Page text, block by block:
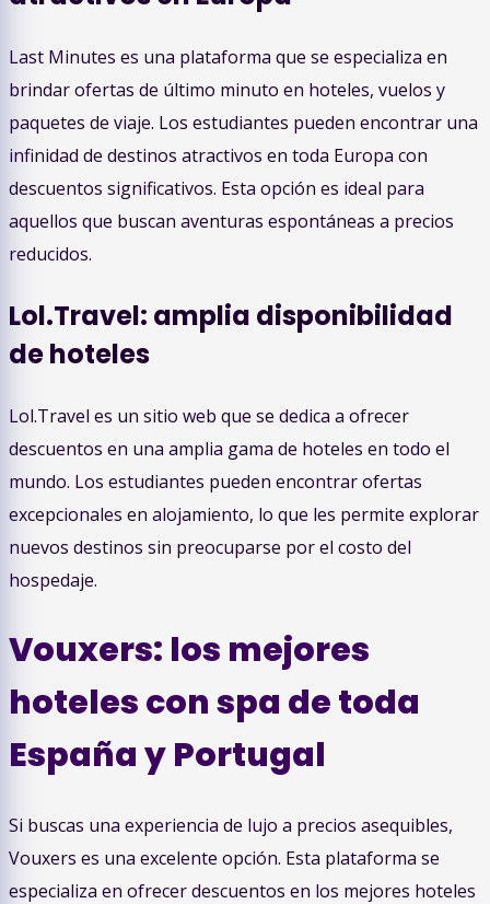
Last Minutes es una plataforma que se especializa en
brindar ofertas de último minuto en hoteles, vuelos y
paquetes de viaje. Los estudiantes pueden encontrar una
infinidad de destinos atractivos en toda Europa con
descuentos significativos. Esta opción es ideal para
aquellos que buscan aventuras espontáneas a precios
reducidos.
Lol.Travel: amplia disponibilidad
de hoteles
Lol.Travel es un sitio web que se dedica a ofrecer
descuentos en una amplia gama de hoteles en todo el
mundo. Los estudiantes pueden encontrar ofertas
excepcionales en alojamiento, lo que les permite explorar
nuevos destinos sin preocuparse por el costo del
hospedaje.
Vouxers: los mejores
hoteles con spa de toda
España y Portugal
Si buscas una experiencia de lujo a precios asequibles,
Vouxers es una excelente opción. Esta plataforma se
especializa en ofrecer descuentos en los mejores hoteles